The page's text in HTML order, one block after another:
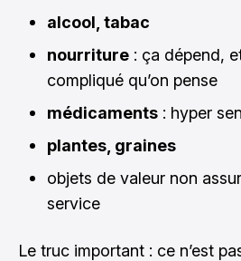
alcool, tabac
nourriture : ça dépend,
compliqué qu’on pense
médicaments : hyper
plantes, graines
objets de valeur non
service
Le truc important : ce n’est